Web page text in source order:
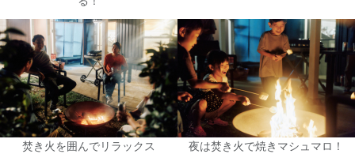
焚き火を囲んでリラックス 夜は焚き火で焼きマシュマロ！